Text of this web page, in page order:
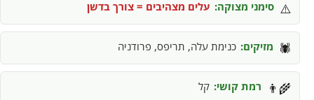
⚠️ סימני מצוקה: עלים מצהיבים = צורך בדשן
🕷️ מזיקים: כנימת עלה, תריפס, פרודניה
👨‍🌾 רמת קושי: קל